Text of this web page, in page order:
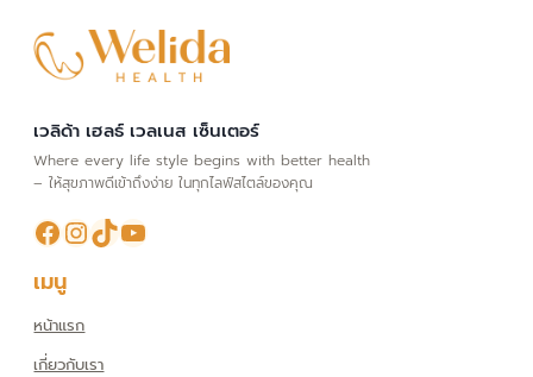
เวลิด้า เฮลธ์ เวลเนส เซ็นเตอร์
Where every life style begins with better health
– ให้สุขภาพดีเข้าถึงง่าย ในทุกไลฟ์สไตล์ของคุณ
Facebook
Instagram
TikTokYouTube
เมนู
หน้าแรก
เกี่ยวกับเรา